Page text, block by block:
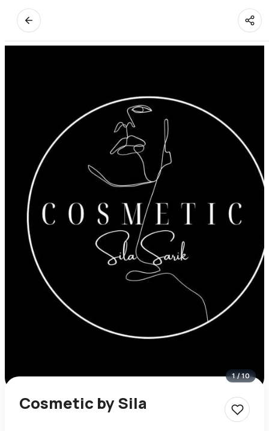
1/10
Cosmetic by Sila